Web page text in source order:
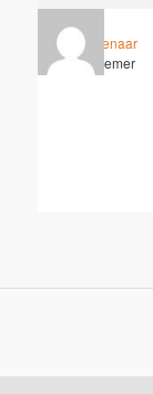
Dirk Molenaar
Deelnemer